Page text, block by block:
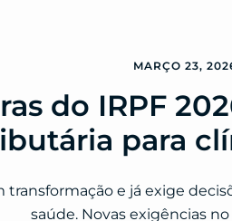
MARÇO 23,
do IRPF
para
e já exige
saúde. Novas exigências